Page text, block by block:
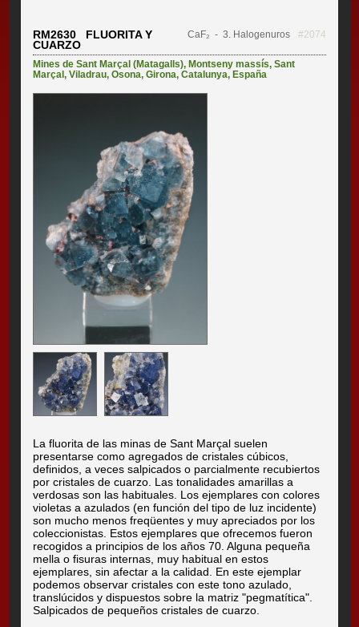
RM2630 FLUORITA Y
CUARZO
CaF₂ - 3. Halogenuros #2074
Mines de Sant Marçal (Matagalls), Montseny massís,Sant
Marçal,Viladrau,Osona,Girona,Catalunya, España
La fluorita de las minas de Sant Marçal suelen
presentarse como agregados de cristales cúbicos,
definidos, a veces salpicados o parcialmente recubiertos
por cristales de cuarzo. Las tonalidades amarillas a
verdosas son las habituales. Los ejemplares con colores
violetas a azulados (en función del tipo de luz incidente)
son mucho menos freqüentes y muy apreciados por los
coleccionistas. Estos ejemplares que ofrecemos fueron
recogidos a principios de los años 70. Alguna pequeña
mella o fisuras internas, muy habitual en estos
ejemplares, sin afectar a la calidad. En este ejemplar
podemos observar cristales con este tono azulado,
translúcidos y dispuestos sobre la matriz "pegmatítica".
Salpicados de pequeños cristales de cuarzo.